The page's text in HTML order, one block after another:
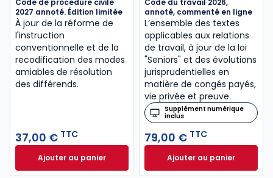
Code de procédure civile
2027 annoté. Édition limitée
À jour de la réforme de
l'instruction
conventionnelle et de la
recodification des modes
amiables de résolution
des différends.
37,00 € TTC
Ajouter au panierCode de procédure civile 2027 annoté. Édition
Code du travail 2026,
annoté, commenté en ligne
L’ensemble des textes
applicables aux relations
de travail, à jour de la loi
"Seniors" et des évolutions
jurisprudentielles en
matière de congés payés,
vie privée et preuve.
Supplément numérique
inclus
79,00 € TTC
Ajouter au panier
Code du travail